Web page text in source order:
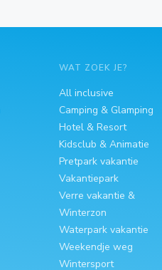
WAT ZOEK JE?
All inclusive
Camping & Glamping
Hotel & Resort
Kidsclub & Animatie
Pretpark vakantie
Vakantiepark
Verre vakantie &
Winterzon
Waterpark vakantie
Weekendje weg
Wintersport